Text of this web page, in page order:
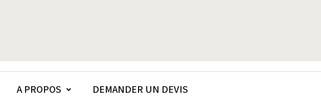
A PROPOS DEMANDER UN DEVIS